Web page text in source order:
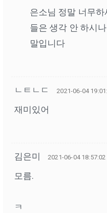
은소님 정말 너무
들은 생각 안 하시
말입니다
ㄴㅌㄴㄷ 2021-06-04
재미있어
김은미 2021-06-04 18:57:02
모름.
ㅋ